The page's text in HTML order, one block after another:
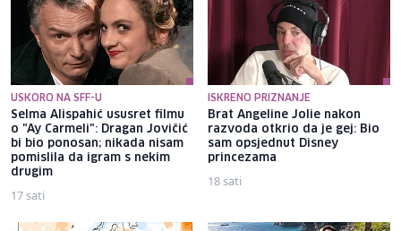
USKORO NA SFF-U
Selma Alispahić ususret filmu
o "Ay Carmeli": Dragan Jovičić
bi bio ponosan; nikada nisam
pomislila da igram s nekim
drugim
17 sati
ISKRENO PRIZNANJE
Brat Angeline Jolie nakon
razvoda otkrio da je gej: Bio
sam opsjednut Disney
princezama
18 sati